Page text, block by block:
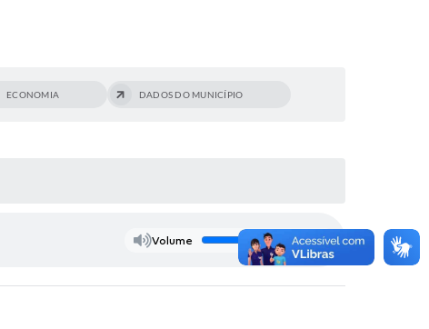
ECONOMIA DADOS DO MUNICÍPIO
Volume